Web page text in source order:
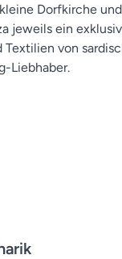
Dorfkirche
jeweils ein
von
Liebhaber.